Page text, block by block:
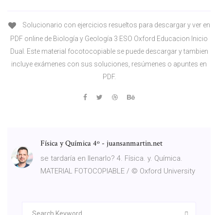
Solucionario con ejercicios resueltos para descargar y ver en
PDF online de Biología y Geología 3 ESO Oxford Educacion Inicio
Dual. Este material focotocopiable se puede descargar y tambien
incluye exámenes con sus soluciones, resúmenes o apuntes en
PDF.
Física y Química 4º - juansanmartin.net
se tardaría en llenarlo? 4. Física. y. Química.
MATERIAL FOTOCOPIABLE / © Oxford University